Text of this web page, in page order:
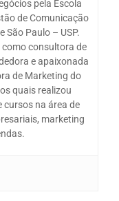
pela Escola
de Comunicação
São Paulo – USP.
como consultora de
e apaixonada
de Marketing do
quais realizou
na área de
marketing